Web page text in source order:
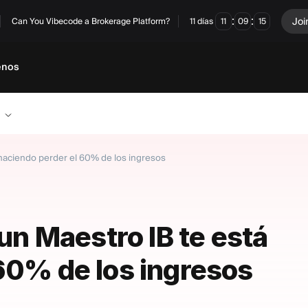
Can You Vibecode a Brokerage Platform? 11 días 11 : 09 : 14
perder el 60% de los ingresos
Maestro IB te está
de los ingresos